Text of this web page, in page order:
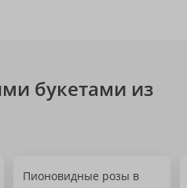
букетами из
Пионовидные розы в